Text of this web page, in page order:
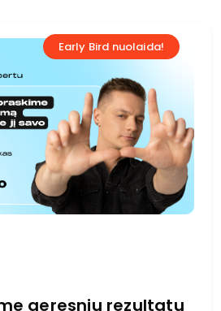
Early Bird nuolaida!
geresnių rezultatų